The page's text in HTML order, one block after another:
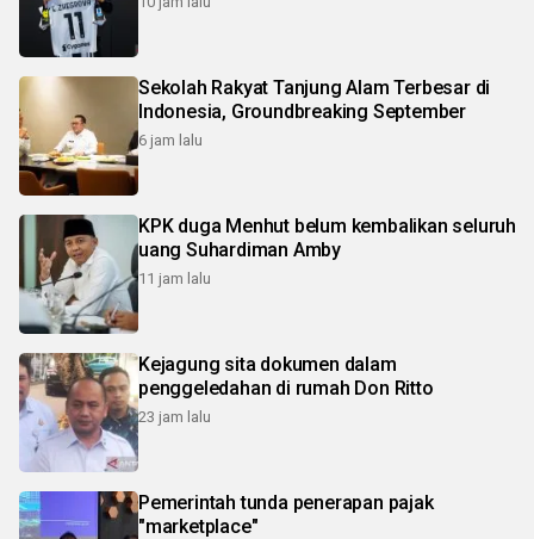
Sekolah Rakyat Tanjung Alam Terbesar di
Indonesia, Groundbreaking September
6 jam lalu
KPK duga Menhut belum kembalikan seluruh
uang Suhardiman Amby
11 jam lalu
Kejagung sita dokumen dalam
penggeledahan di rumah Don Ritto
23 jam lalu
Pemerintah tunda penerapan pajak
"marketplace"